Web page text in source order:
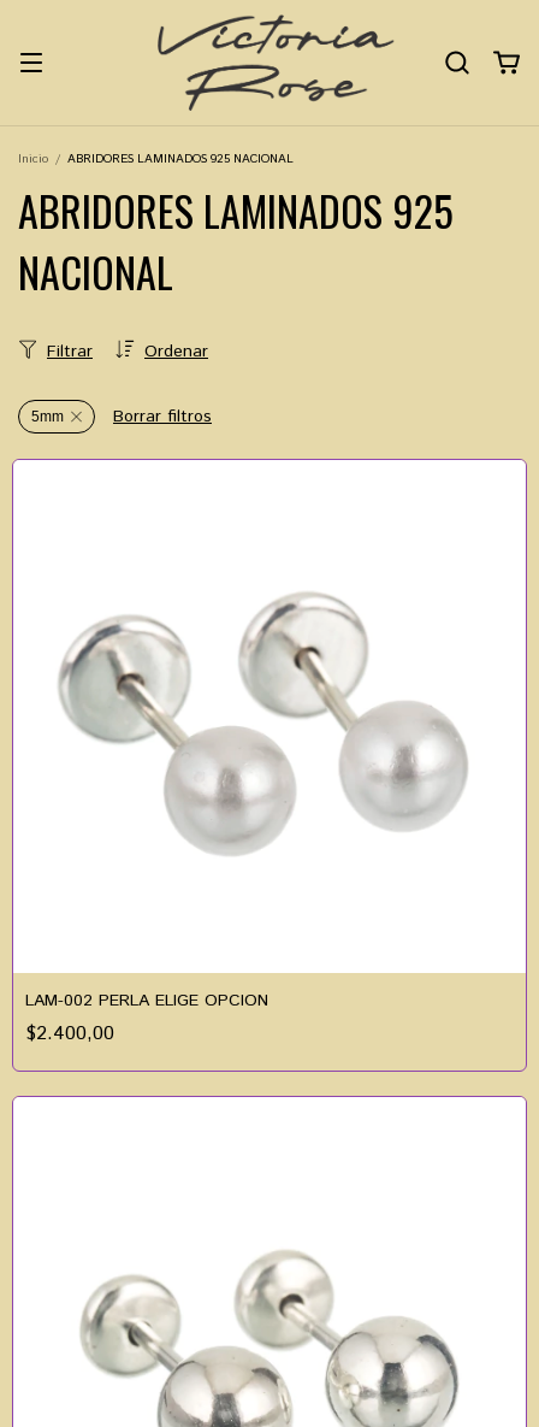
Inicio / ABRIDORES LAMINADOS 925 NACIONAL
ABRIDORES LAMINADOS 925
NACIONAL
Ordenar
Filtrar
5mm Borrar filtros
LAM-002 PERLA ELIGE OPCION
$2.400,00